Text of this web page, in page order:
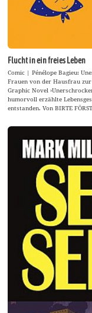
Flucht in ein freies Leben
Comic | Pénélope Bagieu:
Frauen von der Hausfrau
Graphic Novel
humorvoll erzählte
entstanden. Von BIRTE